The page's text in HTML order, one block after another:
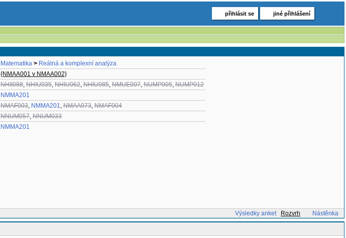
přihlásit se jiné přihlášení
Matematika > Reálná a komplexní analýza
{NMAA001 v NMAA002}
NHII088, NHIU035, NHIU062, NHIU085, NMUE007, NUMP005, NUMP012
NMMA201
NMAF003, NMMA201, NMAA073, NMAF004
NNUM057, NNUM033
NMMA201
Výsledky anket Rozvrh Nástěnka